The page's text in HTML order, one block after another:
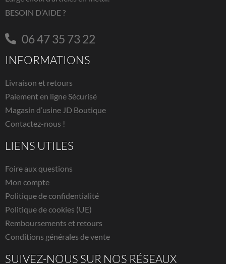
BESOIN D’AIDE ?
06 47 35 73 22
INFORMATIONS
Livraison et retours
Paiement en ligne Sécurisé
Magasin d’usine JD Boutique
Contactez-nous !
LIENS UTILES
Foire aux questions
Mon compte
Politique de confidentialité
Politique de cookies (UE)
Remboursements et retours
Conditions générales de vente
SUIVEZ-NOUS SUR NOS RÉSEAUX